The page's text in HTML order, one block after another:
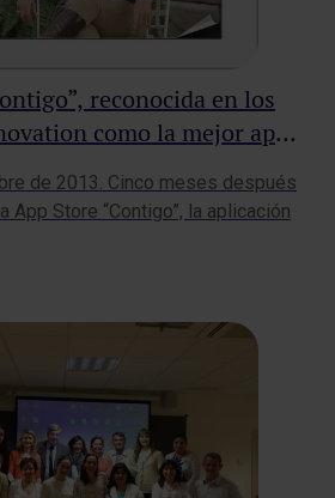
reconocida en los
como la mejor app
de 2013. Cinco meses después
App Store “Contigo”, la aplicación